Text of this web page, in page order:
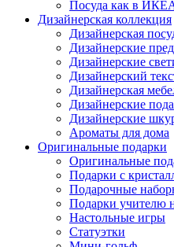
Посуда как в
Дизайнерская коллекция
Дизайнерская
Дизайнерские
Дизайнерские
Дизайнерский
Дизайнерская
Дизайнерские
Дизайнерские
Ароматы для дома
Оригинальные подарки
Оригинальные
Подарки с
Подарочные
Подарки учителю
Настольные игры
Статуэтки